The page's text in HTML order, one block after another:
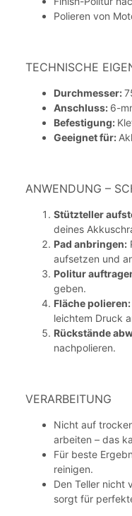
Polieren von
TECHNISCHE
Durchmesser:
Anschluss: 6-
Befestigung:
Geeignet für:
ANWENDUNG –
Stützteller
deines
Pad anbringen:
aufsetzen und
Politur
geben.
Fläche polieren:
leichtem Druck
Rückstände
nachpolieren.
VERARBEITUNG
Nicht auf
arbeiten – das
Für beste
reinigen.
Den Teller nicht
sorgt für